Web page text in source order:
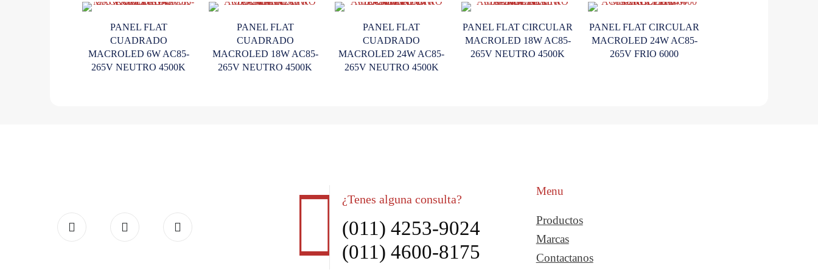
PANEL FLAT
CUADRADO
MACROLED 6W AC85-
265V NEUTRO 4500K
PANEL FLAT
CUADRADO
MACROLED 18W AC85-
265V NEUTRO 4500K
PANEL FLAT
CUADRADO
MACROLED 24W AC85-
265V NEUTRO 4500K
PANEL FLAT CIRCULAR
MACROLED 18W AC85-
265V NEUTRO 4500K
PANEL FLAT CIRCULAR
MACROLED 24W AC85-
265V FRIO 6000
¿Tenes alguna consulta?
(011) 4253-9024
(011) 4600-8175
Menu
Productos
Marcas
Contactanos